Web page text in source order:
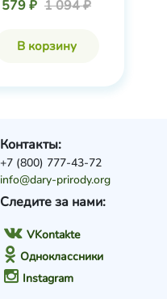
579 ₽ 1 094 ₽
В корзину
Следите за нами:
VKontakte
Одноклассники
Instagram
Контакты:
+7 (800) 777-43-72
info@dary-prirody.org